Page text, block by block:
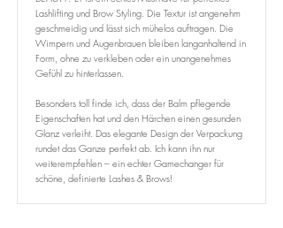
Lashlifting und Brow Styling. Die Textur ist angenehm
geschmeidig und lässt sich mühelos auftragen. Die
Wimpern und Augenbrauen bleiben langanhaltend in
Form, ohne zu verkleben oder ein unangenehmes
Gefühl zu hinterlassen.
Besonders toll finde ich, dass der Balm pflegende
Eigenschaften hat und den Härchen einen gesunden
Glanz verleiht. Das elegante Design der Verpackung
rundet das Ganze perfekt ab. Ich kann ihn nur
weiterempfehlen – ein echter Gamechanger für
schöne, definierte Lashes & Brows!